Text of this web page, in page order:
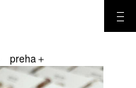
preha＋